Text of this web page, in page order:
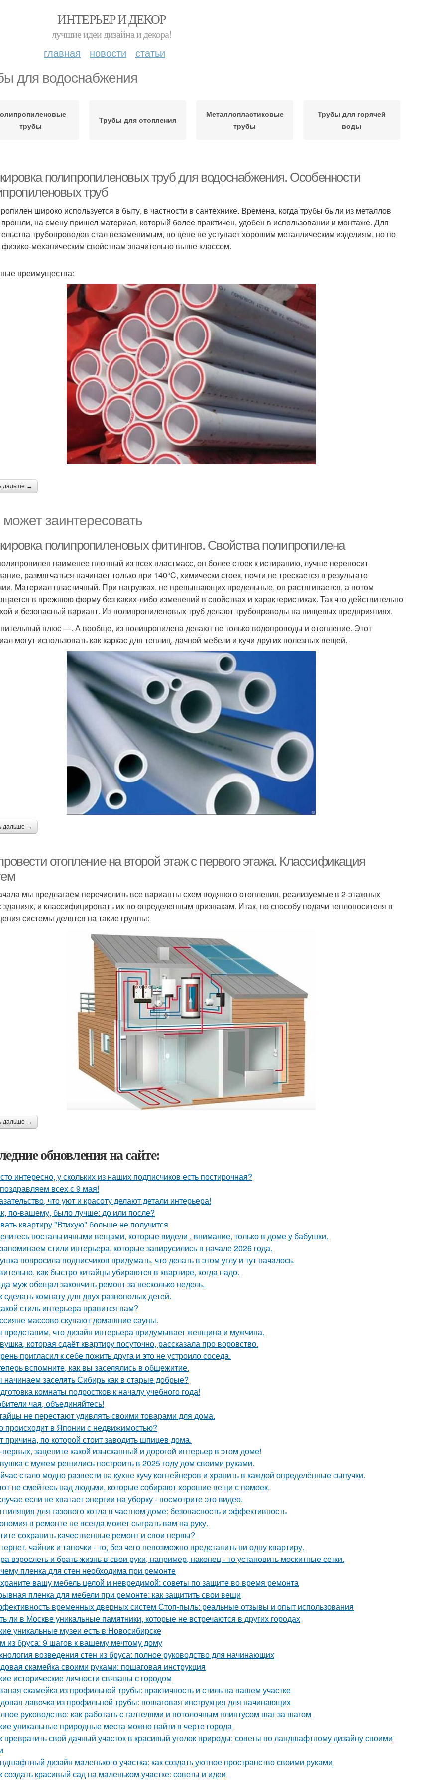
ИНТЕРЬЕР И ДЕКОР
лучшие идеи дизайна и декора!
главная новости статьи
для водоснабжения
трубы
Трубы для отопления
Металлопластиковые
трубы
Трубы для горячей
воды
полипропиленовых труб для водоснабжения. Особенности
труб
широко используется в быту, в частности в сантехнике. Времена, когда трубы были из металлов
на смену пришел материал, который более практичен, удобен в использовании и монтаже. Для
трубопроводов стал незаменимым, по цене не уступает хорошим металлическим изделиям, но по
механическим свойствам значительно выше классом.
преимущества:
дальше →
заинтересовать
полипропиленовых фитингов. Свойства полипропилена
наименее плотный из всех пластмасс, он более стоек к истиранию, лучше переносит
размягчаться начинает только при 140°C, химически стоек, почти не трескается в результате
Материал пластичный. При нагрузках, не превышающих предельные, он растягивается, а потом
в прежнюю форму без каких-либо изменений в свойствах и характеристиках. Так что действительно
и безопасный вариант. Из полипропиленовых труб делают трубопроводы на пищевых предприятиях.
плюс —. А вообще, из полипропилена делают не только водопроводы и отопление. Этот
могут использовать как каркас для теплиц, дачной мебели и кучи других полезных вещей.
дальше →
отопление на второй этаж с первого этажа. Классификация
мы предлагаем перечислить все варианты схем водяного отопления, реализуемые в 2-этажных
и классифицировать их по определенным признакам. Итак, по способу подачи теплоносителя в
системы делятся на такие группы:
дальше →
обновления на сайте:
интересно, у скольких из наших подписчиков есть постирочная?
всех с 9 мая!
что уют и красоту делают детали интерьера!
по-вашему, было лучше: до или после?
квартиру "Втихую" больше не получится.
ностальгичными вещами, которые видели , внимание, только в доме у бабушки.
стили интерьера, которые завирусились в начале 2026 года.
попросила подписчиков придумать, что делать в этом углу и тут началось.
как быстро китайцы убираются в квартире, когда надо.
муж обещал закончить ремонт за несколько недель.
сделать комнату для двух разнополых детей.
стиль интерьера нравится вам?
массово скупают домашние сауны.
что дизайн интерьера придумывает женщина и мужчина.
которая сдаёт квартиру посуточно, рассказала про воровство.
пригласил к себе пожить друга и это не устроило соседа.
вспомните, как вы заселялись в общежитие.
заселять Сибирь как в старые добрые?
комнаты подростков к началу учебного года!
чая, объединяйтесь!
не перестают удивлять своими товарами для дома.
происходит в Японии с недвижимостью?
причина, по которой стоит заводить шпицев дома.
зацените какой изысканный и дорогой интерьер в этом доме!
с мужем решились построить в 2025 году дом своими руками.
стало модно развести на кухне кучу контейнеров и хранить в каждой определённые сыпучки.
не смейтесь над людьми, которые собирают хорошие вещи с помоек.
если не хватает энергии на уборку - посмотрите это видео.
для газового котла в частном доме: безопасность и эффективность
в ремонте не всегда может сыграть вам на руку.
сохранить качественные ремонт и свои нервы?
чайник и тапочки - то, без чего невозможно представить ни одну квартиру.
взрослеть и брать жизнь в свои руки, например, наконец - то установить москитные сетки.
пленка для стен необходима при ремонте
вашу мебель целой и невредимой: советы по защите во время ремонта
пленка для мебели при ремонте: как защитить свои вещи
временных дверных систем Стоп-пыль: реальные отзывы и опыт использования
ли в Москве уникальные памятники, которые не встречаются в других городах
уникальные музеи есть в Новосибирске
из бруса: 9 шагов к вашему мечтому дому
возведения стен из бруса: полное руководство для начинающих
скамейка своими руками: пошаговая инструкция
исторические личности связаны с городом
скамейка из профильной трубы: практичность и стиль на вашем участке
лавочка из профильной трубы: пошаговая инструкция для начинающих
руководство: как работать с галтелями и потолочным плинтусом шаг за шагом
уникальные природные места можно найти в черте города
превратить свой дачный участок в красивый уголок природы: советы по ландшафтному дизайну своими
дизайн маленького участка: как создать уютное пространство своими руками
создать красивый сад на маленьком участке: советы и идеи